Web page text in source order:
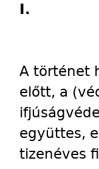
I.
A történet
előtt, a
együttes,
tizenéves